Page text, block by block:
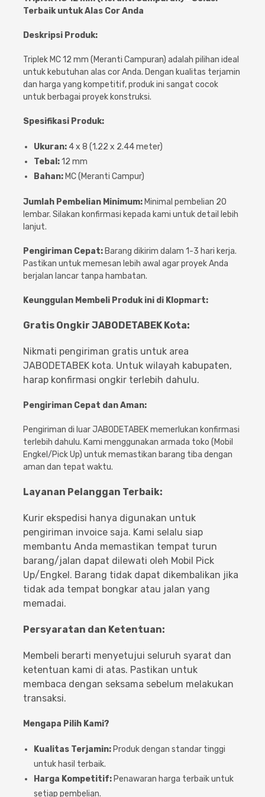
Cat dan Kimia
Saniter
Terbaik untuk Alas Cor Anda
Deskripsi Produk:
Triplek MC 12 mm (Meranti Campuran) adalah pilihan ideal
untuk kebutuhan alas cor Anda. Dengan kualitas terjamin
dan harga yang kompetitif, produk ini sangat cocok
untuk berbagai proyek konstruksi.
Spesifikasi Produk:
Ukuran: 4 x 8 (1.22 x 2.44 meter)
Tebal:12 mm
Bahan: MC (Meranti Campur)
Jumlah Pembelian Minimum: Minimal pembelian 20
lembar. Silakan konfirmasi kepada kami untuk detail lebih
lanjut.
Pengiriman Cepat: Barang dikirim dalam 1-3 hari kerja.
Pastikan untuk memesan lebih awal agar proyek Anda
berjalan lancar tanpa hambatan.
Keunggulan Membeli Produk ini di Klopmart:
Gratis Ongkir JABODETABEK Kota:
Nikmati pengiriman gratis untuk area
JABODETABEK kota. Untuk wilayah kabupaten,
harap konfirmasi ongkir terlebih dahulu.
Pengiriman Cepat dan Aman:
Pengiriman di luar JABODETABEK memerlukan konfirmasi
terlebih dahulu. Kami menggunakan armada toko (Mobil
Engkel/Pick Up) untuk memastikan barang tiba dengan
aman dan tepat waktu.
Layanan Pelanggan Terbaik:
Kurir ekspedisi hanya digunakan untuk
pengiriman invoice saja. Kami selalu siap
membantu Anda memastikan tempat turun
barang/jalan dapat dilewati oleh Mobil Pick
Up/Engkel. Barang tidak dapat dikembalikan jika
tidak ada tempat bongkar atau jalan yang
memadai.
Persyaratan dan Ketentuan:
Membeli berarti menyetujui seluruh syarat dan
ketentuan kami di atas. Pastikan untuk
membaca dengan seksama sebelum melakukan
transaksi.
Mengapa Pilih Kami?
Kualitas Terjamin: Produk dengan standar tinggi
untuk hasil terbaik.
Harga Kompetitif: Penawaran harga terbaik untuk
setiap pembelian.